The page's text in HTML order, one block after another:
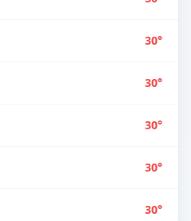
30°
30°
30°
30°
30°